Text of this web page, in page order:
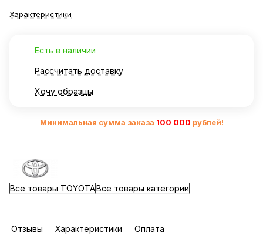
Характеристики
Есть в наличии
Рассчитать доставку
Хочу образцы
Минимальная сумма заказа 100 000 рублей!
Все товары TOYOTAВсе товары категории
Отзывы Характеристики Оплата